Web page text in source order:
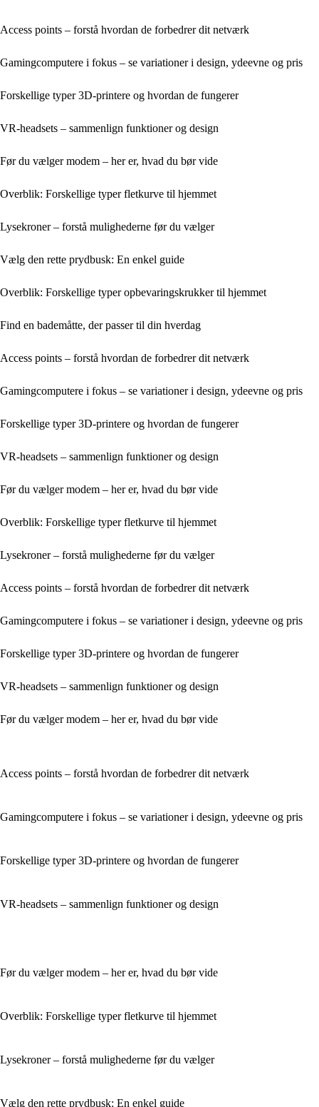
Access points – forstå hvordan de forbedrer dit netværk
Gamingcomputere i fokus – se variationer i design, ydeevne og pris
Forskellige typer 3D-printere og hvordan de fungerer
VR-headsets – sammenlign funktioner og design
Før du vælger modem – her er, hvad du bør vide
Overblik: Forskellige typer fletkurve til hjemmet
Lysekroner – forstå mulighederne før du vælger
Vælg den rette prydbusk: En enkel guide
Overblik: Forskellige typer opbevaringskrukker til hjemmet
Find en bademåtte, der passer til din hverdag
Access points – forstå hvordan de forbedrer dit netværk
Gamingcomputere i fokus – se variationer i design, ydeevne og pris
Forskellige typer 3D-printere og hvordan de fungerer
VR-headsets – sammenlign funktioner og design
Før du vælger modem – her er, hvad du bør vide
Overblik: Forskellige typer fletkurve til hjemmet
Lysekroner – forstå mulighederne før du vælger
Access points – forstå hvordan de forbedrer dit netværk
Gamingcomputere i fokus – se variationer i design, ydeevne og pris
Forskellige typer 3D-printere og hvordan de fungerer
VR-headsets – sammenlign funktioner og design
Før du vælger modem – her er, hvad du bør vide
Access points – forstå hvordan de forbedrer dit netværk
Gamingcomputere i fokus – se variationer i design, ydeevne og pris
Forskellige typer 3D-printere og hvordan de fungerer
VR-headsets – sammenlign funktioner og design
Før du vælger modem – her er, hvad du bør vide
Overblik: Forskellige typer fletkurve til hjemmet
Lysekroner – forstå mulighederne før du vælger
Vælg den rette prydbusk: En enkel guide